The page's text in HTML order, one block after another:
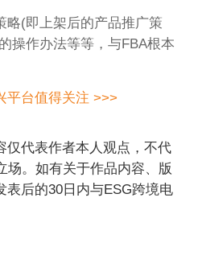
略(即上架后的产品推广策
操作办法等等，与FBA根本
平台值得关注 >>>
仅代表作者本人观点，不代
场。如有关于作品内容、版
表后的30日内与ESG跨境电